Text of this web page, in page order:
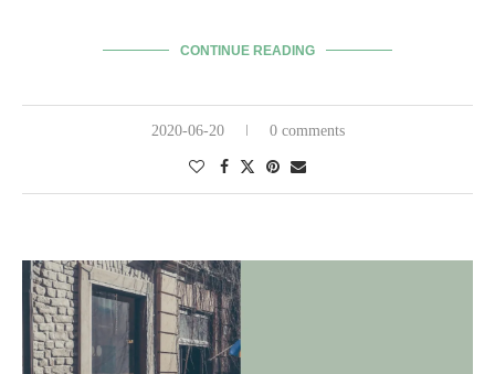
CONTINUE READING
2020-06-20 0 comments